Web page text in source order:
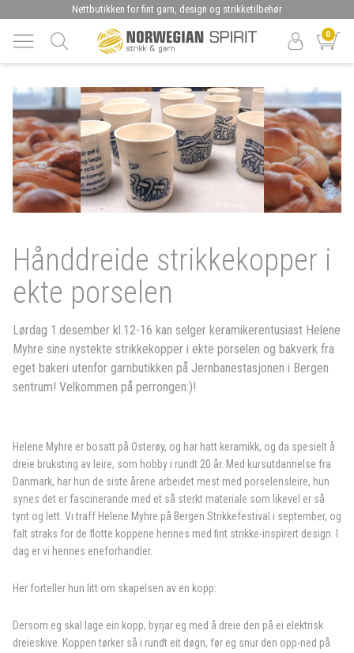
Nettbutikken for fint garn, design og strikketilbehør
0
Hånddreide strikkekopper i
ekte porselen
Lørdag 1.desember kl.12-16 kan selger keramikerentusiast Helene
Myhre sine nystekte strikkekopper i ekte porselen og bakverk fra
eget bakeri utenfor garnbutikken på Jernbanestasjonen i Bergen
sentrum! Velkommen på perrongen:)!
Helene Myhre er bosatt på Osterøy, og har hatt keramikk, og da spesielt å
dreie bruksting av leire, som hobby i rundt 20 år. Med kursutdannelse fra
Danmark, har hun de siste årene arbeidet mest med porselensleire, hun
synes det er fascinerande med et så sterkt materiale som likevel er så
tynt og lett. Vi traff Helene Myhre på Bergen Strikkefestival i september, og
falt straks for de flotte koppene hennes med fint strikke-inspirert design. I
dag er vi hennes eneforhandler.
Her forteller hun litt om skapelsen av en kopp:
Dersom eg skal lage ein kopp, byrjar eg med å dreie den på ei elektrisk
dreieskive. Koppen tørker så i rundt eit døgn, før eg snur den opp-ned på